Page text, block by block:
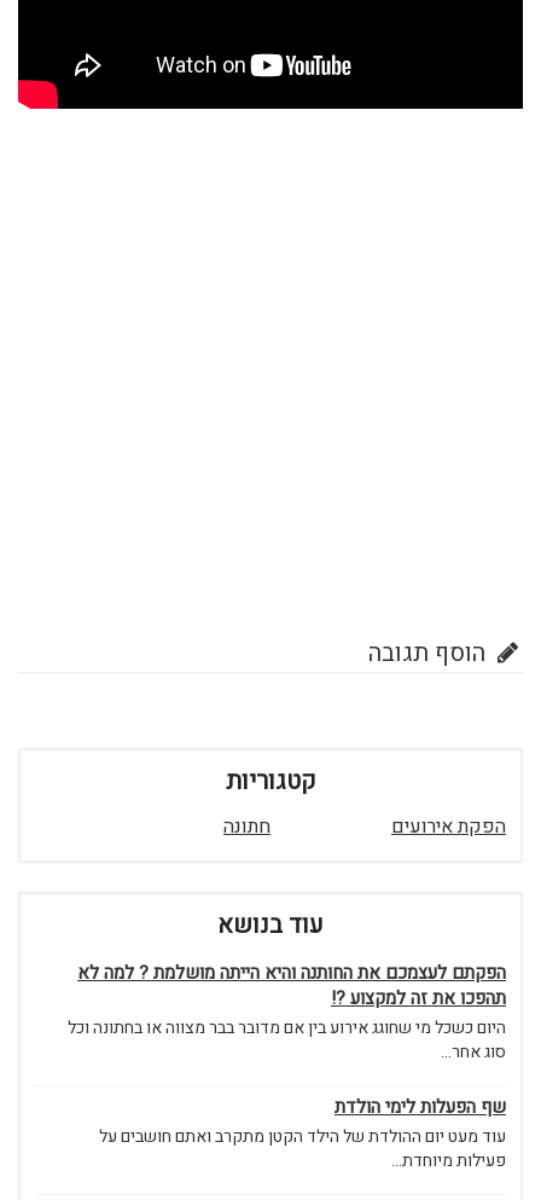
הוסף תגובה
קטגוריות
הפקת אירועים חתונה
עוד בנושא
הפקתם לעצמכם את החותנה והיא הייתה מושלמת ? למה לא
תהפכו את זה למקצוע ?!
היום כשכל מי שחוגג אירוע בין אם מדובר בבר מצווה או בחתונה וכל
סוג אחר...
שף הפעלות לימי הולדת
עוד מעט יום ההולדת של הילד הקטן מתקרב ואתם חושבים על
פעילות מיוחדת...